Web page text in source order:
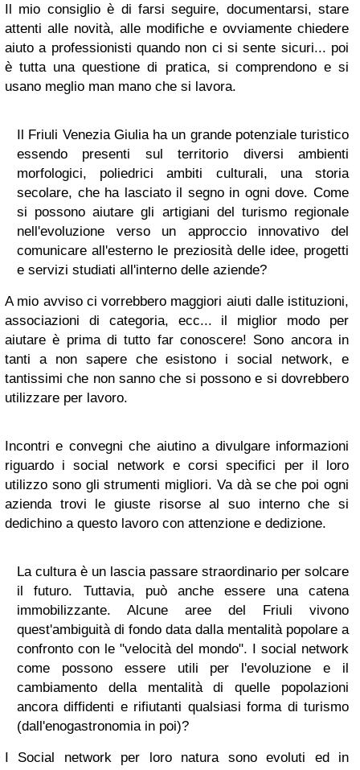
Il mio consiglio è di farsi seguire, documentarsi, stare
attenti alle novità, alle modifiche e ovviamente chiedere
aiuto a professionisti quando non ci si sente sicuri... poi
è tutta una questione di pratica, si comprendono e si
usano meglio man mano che si lavora.
Il Friuli Venezia Giulia ha un grande potenziale turistico
essendo presenti sul territorio diversi ambienti
morfologici, poliedrici ambiti culturali, una storia
secolare, che ha lasciato il segno in ogni dove. Come
si possono aiutare gli artigiani del turismo regionale
nell'evoluzione verso un approccio innovativo del
comunicare all'esterno le preziosità delle idee, progetti
e servizi studiati all'interno delle aziende?
A mio avviso ci vorrebbero maggiori aiuti dalle istituzioni,
associazioni di categoria, ecc... il miglior modo per
aiutare è prima di tutto far conoscere! Sono ancora in
tanti a non sapere che esistono i social network, e
tantissimi che non sanno che si possono e si dovrebbero
utilizzare per lavoro.
Incontri e convegni che aiutino a divulgare informazioni
riguardo i social network e corsi specifici per il loro
utilizzo sono gli strumenti migliori. Va dà se che poi ogni
azienda trovi le giuste risorse al suo interno che si
dedichino a questo lavoro con attenzione e dedizione.
La cultura è un lascia passare straordinario per solcare
il futuro. Tuttavia, può anche essere una catena
immobilizzante. Alcune aree del Friuli vivono
quest'ambiguità di fondo data dalla mentalità popolare a
confronto con le "velocità del mondo". I social network
come possono essere utili per l'evoluzione e il
cambiamento della mentalità di quelle popolazioni
ancora diffidenti e rifiutanti qualsiasi forma di turismo
(dall'enogastronomia in poi)?
I Social network per loro natura sono evoluti ed in